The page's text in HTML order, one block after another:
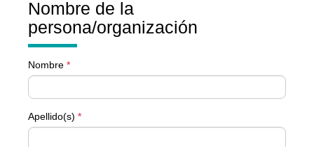
Nombre de la
persona/organización
Nombre *
Apellido(s) *